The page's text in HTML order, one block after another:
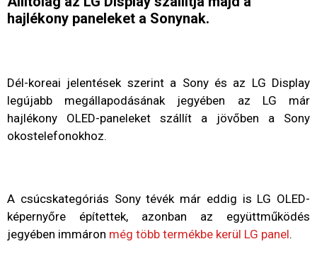
hajlékony paneleket a Sonynak.
Dél-koreai jelentések szerint a Sony és az LG Display
legújabb megállapodásának jegyében az LG már
hajlékony OLED-paneleket szállít a jövőben a Sony
okostelefonokhoz.
A csúcskategóriás Sony tévék már eddig is LG OLED-
képernyőre építettek, azonban az együttműködés
jegyében immáron még több termékbe kerül LG panel.